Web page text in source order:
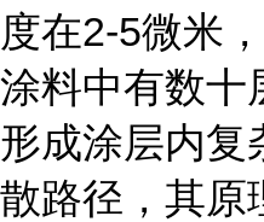
度在2-5微米
涂料中有数十
形成涂层内复
散路径，其原